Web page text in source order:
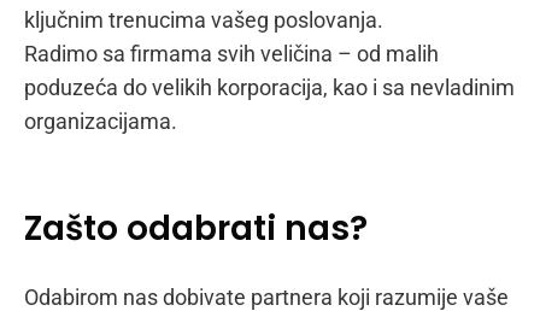
ključnim trenucima vašeg poslovanja.
Radimo sa firmama svih veličina – od malih
poduzeća do velikih korporacija, kao i sa nevladinim
organizacijama.
Zašto odabrati nas?
Odabirom nas dobivate partnera koji razumije vaše